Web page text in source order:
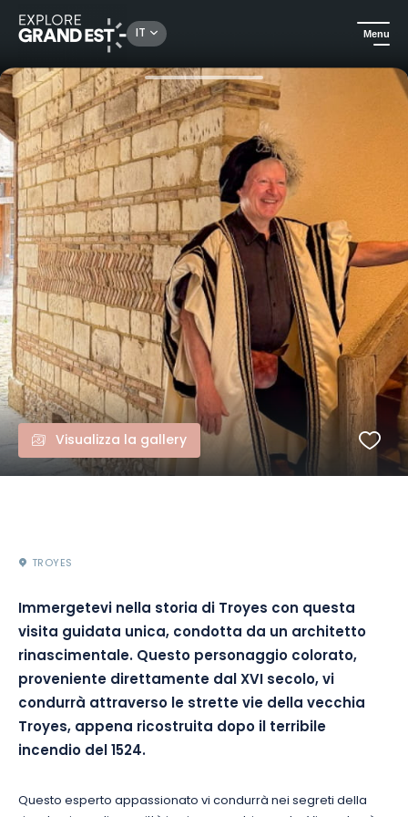
IT Menu
Escursioni Si Troyes m'était conté" passeggiare
Visualizza la gallery
TROYES
Immergetevi nella storia di Troyes con questa
visita guidata unica, condotta da un architetto
rinascimentale. Questo personaggio colorato,
proveniente direttamente dal XVI secolo, vi
condurrà attraverso le strette vie della vecchia
Troyes, appena ricostruita dopo il terribile
incendio del 1524.
Questo esperto appassionato vi condurrà nei segreti della